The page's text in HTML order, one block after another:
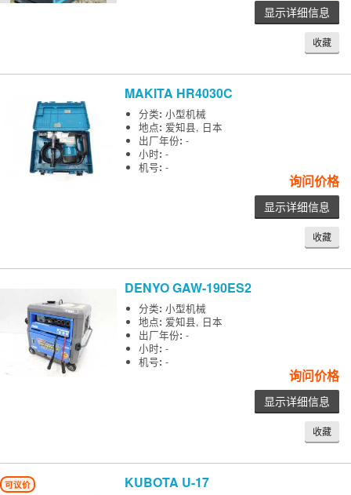
显示详细信息
收藏
MAKITA HR4030C
分类:小型机械
地点: 爱知县, 日本
出厂年份:-
小时:-
机号:-
询问价格
显示详细信息
收藏
DENYOGAW-190ES2
分类:小型机械
地点: 爱知县, 日本
出厂年份:-
小时:-
机号:-
询问价格
显示详细信息
收藏
可议价 KUBOTA U-17